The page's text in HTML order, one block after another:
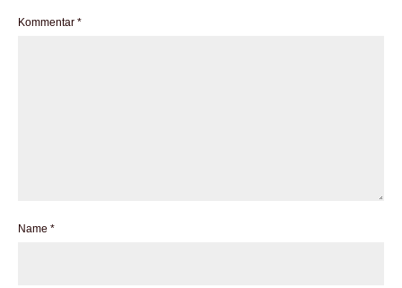
Kommentar *
Name *